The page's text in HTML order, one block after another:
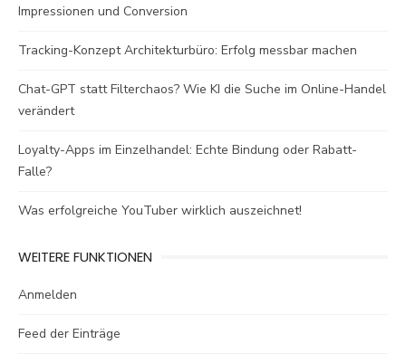
Impressionen und Conversion
Tracking-Konzept Architekturbüro: Erfolg messbar machen
Chat-GPT statt Filterchaos? Wie KI die Suche im Online-Handel
verändert
Loyalty-Apps im Einzelhandel: Echte Bindung oder Rabatt-
Falle?
Was erfolgreiche YouTuber wirklich auszeichnet!
WEITERE FUNKTIONEN
Anmelden
Feed der Einträge